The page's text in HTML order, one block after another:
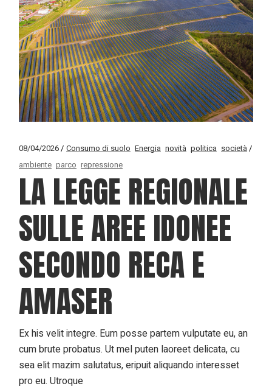
08/04/2026 Consumo di suolo Energia novità politica società
ambiente parco repressione
LA LEGGE REGIONALE
SULLE AREE IDONEE
SECONDO RECA E
AMASER
Ex his velit integre. Eum posse partem vulputate eu, an
cum brute probatus. Ut mel puten laoreet delicata, cu
sea elit mazim salutatus, eripuit aliquando interesset
pro eu. Utroque